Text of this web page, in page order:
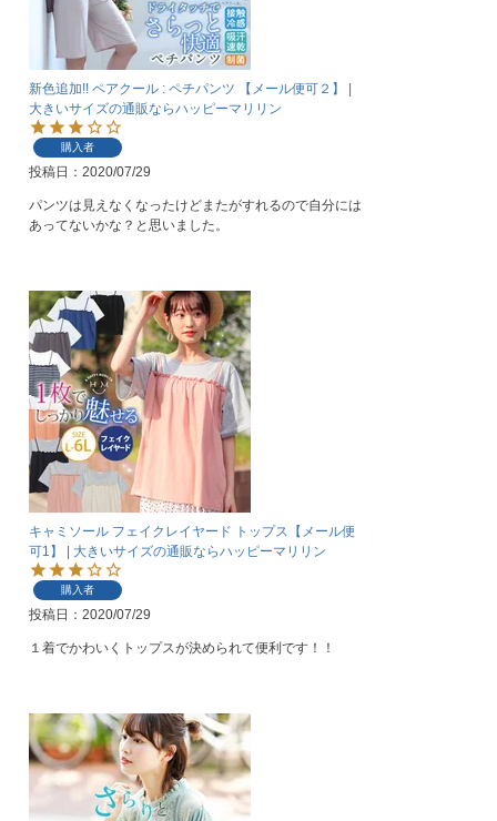
新色追加!! ペアクール : ペチパンツ 【メール便可２】 |
大きいサイズの通販ならハッピーマリリン
購入者
投稿日 2020/07/29
パンツは見えなくなったけどまたがすれるので自分には
あってないかな？と思いました。
キャミソール フェイクレイヤード トップス【メール便
可1】 | 大きいサイズの通販ならハッピーマリリン
購入者
投稿日 2020/07/29
１着でかわいくトップスが決められて便利です！！